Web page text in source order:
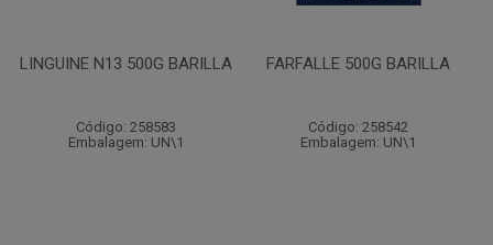
LINGUINE N13 500G BARILLA
Código: 258583
Embalagem: UN\1
FARFALLE 500G BARILLA
Código: 258542
Embalagem: UN\1